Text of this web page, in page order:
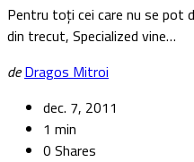
Pentru toți cei care nu se pot
din trecut, Specialized vine…
de Dragos Mitroi
dec. 7, 2011
1 min
0 Shares